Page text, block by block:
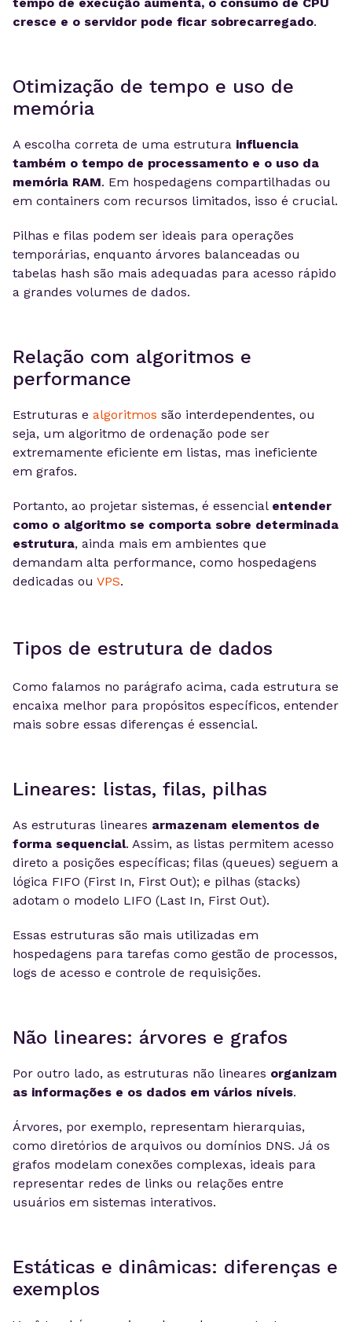
cresce e o servidor pode ficar sobrecarregado.
Otimização de tempo e uso de
memória
A escolha correta de uma estrutura influencia
também o tempo de processamento e o uso da
memória RAM. Em hospedagens compartilhadas ou
em containers com recursos limitados, isso é crucial.
Pilhas e filas podem ser ideais para operações
temporárias, enquanto árvores balanceadas ou
tabelas hash são mais adequadas para acesso rápido
a grandes volumes de dados.
Relação com algoritmos e
performance
Estruturas e algoritmos são interdependentes, ou
seja, um algoritmo de ordenação pode ser
extremamente eficiente em listas, mas ineficiente
em grafos.
Portanto, ao projetar sistemas, é essencial entender
como o algoritmo se comporta sobre determinada
estrutura, ainda mais em ambientes que
demandam alta performance, como hospedagens
dedicadas ou VPS.
Tipos de estrutura de dados
Como falamos no parágrafo acima, cada estrutura se
encaixa melhor para propósitos específicos, entender
mais sobre essas diferenças é essencial.
Lineares: listas, filas, pilhas
As estruturas lineares armazenam elementos de
forma sequencial. Assim, as listas permitem acesso
direto a posições específicas; filas (queues) seguem a
lógica FIFO (First In, First Out); e pilhas (stacks)
adotam o modelo LIFO (Last In, First Out).
Essas estruturas são mais utilizadas em
hospedagens para tarefas como gestão de processos,
logs de acesso e controle de requisições.
Não lineares: árvores e grafos
Por outro lado, as estruturas não lineares organizam
as informações e os dados em vários níveis.
Árvores, por exemplo, representam hierarquias,
como diretórios de arquivos ou domínios DNS. Já os
grafos modelam conexões complexas, ideais para
representar redes de links ou relações entre
usuários em sistemas interativos.
Estáticas e dinâmicas: diferenças e
exemplos